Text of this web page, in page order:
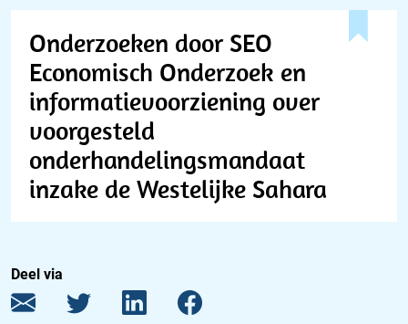
Onderzoeken door SEO
Economisch Onderzoek en
informatievoorziening over
voorgesteld
onderhandelingsmandaat
inzake de Westelijke Sahara
Deel via